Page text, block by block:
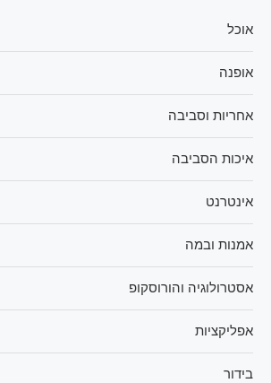
אוכל
אופנה
אחריות וסביבה
איכות הסביבה
אינטרנט
אמנות ובמה
אסטרולוגיה והורוסקופ
אפליקציות
בידור